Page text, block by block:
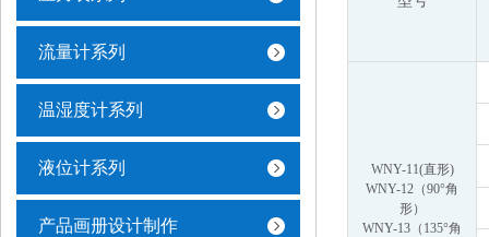
流量计系列
温湿度计系列
液位计系列
产品画册设计制作
WNY-11(直形)
WNY-12（90°角
形）
WNY-13（135°角